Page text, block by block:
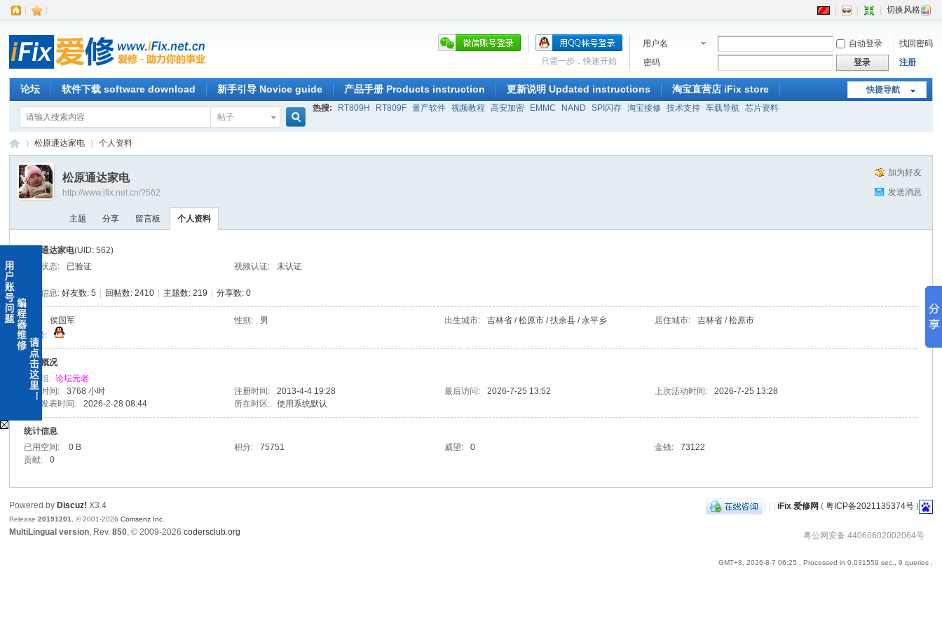
切换风格
用户名 自动登录
找回密码
密码
登录 注册
只需一步，快速开始
快捷导航
论坛 软件下载 software download 新手引导 Novice guide 产品手册 Products instruction 更新说明 Updated instructions 淘宝直营店 iFix store
帖子
热搜: RT809H RT809F 量产软件 视频教程 高安加密 EMMC NAND SPI闪存 淘宝接修 技术支持 车载导航 芯片资料
›
松原通达家电 个人资料
加为好友
发送消息
松原通达家电
http://www.ifix.net.cn/?562
主题 分享 留言板 个人资料
松原通达家电(UID: 562)
邮箱状态:
已验证 视频认证: 未认证
统计信息: 好友数: 5 回帖数: 2410 主题数: 219 分享数: 0
姓名: 侯国军 性别: 男 出生城市: 吉林省 / 松原市 / 扶余县 / 永平乡 居住城市:
吉林省 / 松原市
QQ号:
活跃概况
用户组:论坛元老
在线时间:
3768 小时 注册时间: 2013-4-4 19:28 最后访问: 2026-7-25 13:52 上次活动时间:
2026-7-25 13:28
上次发表时间:
2026-2-28 08:44 所在时区: 使用系统默认
统计信息
已用空间:
0 B 积分: 75751 威望: 0 金钱:
73122
贡献:
0
| | | iFix 爱修网 ( 粤ICP备2021135374号)
粤公网安备 44060602002064号
GMT+8, 2026-8-7 06:25 , Processed in 0.031559 sec., 9 queries .
Powered by Discuz! X3.4
Release20191201 , © 2001-2026Comsenz Inc.
MultiLingual version, Rev.850, © 2009-2026codersclub.org